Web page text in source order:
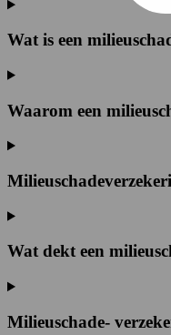
Wat is een
Waarom een
Wat dekt een
Milieuschade-